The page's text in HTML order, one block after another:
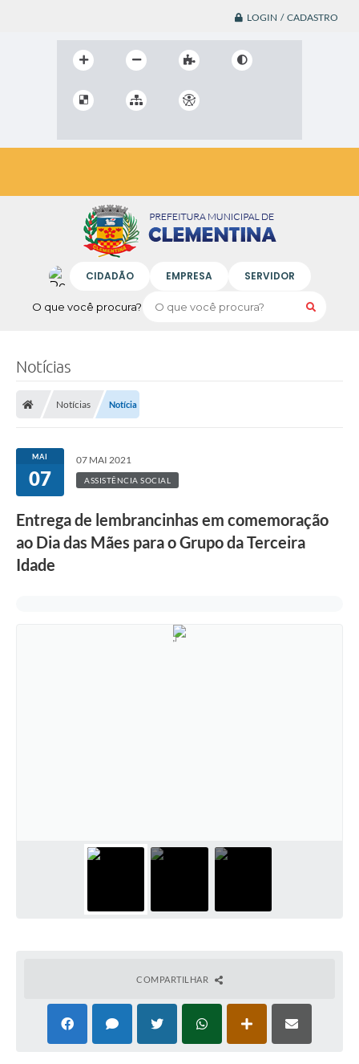
LOGIN / CADASTRO
O que você procura?
CIDADÃO EMPRESA SERVIDOR
Notícias
Notícias Notícia
MAI
07
07 MAI 2021
ASSISTÊNCIA SOCIAL
Entrega de lembrancinhas em comemoração
ao Dia das Mães para o Grupo da Terceira
Idade
COMPARTILHAR